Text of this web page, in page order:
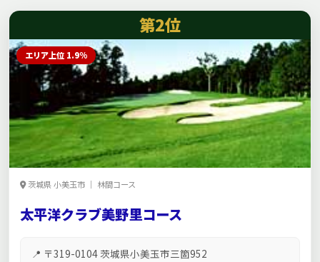
第2位
エリア上位 1.9%
茨城県 小美玉市 ｜ 林間コース
太平洋クラブ美野里コース
📍 〒319-0104 茨城県小美玉市三箇952